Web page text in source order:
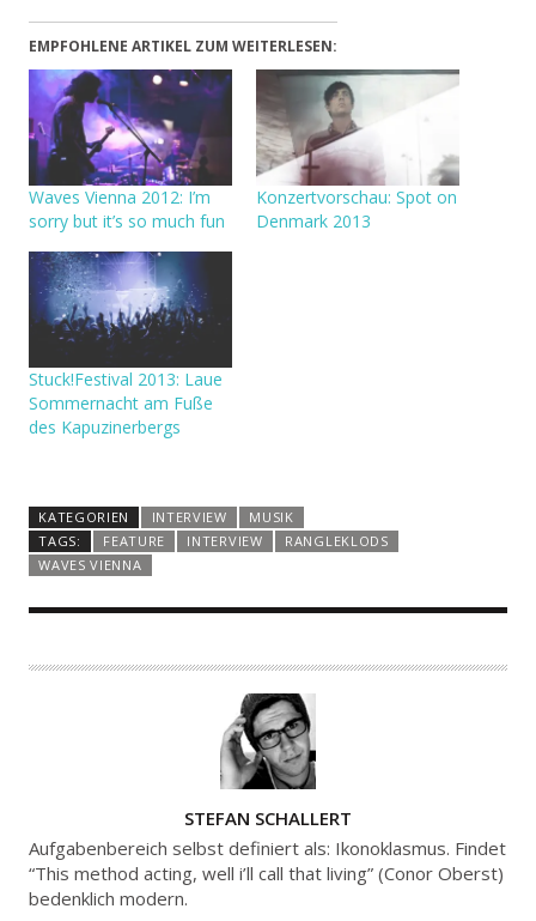
EMPFOHLENE ARTIKEL ZUM WEITERLESEN:
Waves Vienna 2012: I’m
sorry but it’s so much fun
Konzertvorschau: Spot on
Denmark 2013
Stuck!Festival 2013: Laue
Sommernacht am Fuße
des Kapuzinerbergs
KATEGORIEN INTERVIEW
MUSIK
TAGS:
FEATURE INTERVIEW
RANGLEKLODS
WAVES VIENNA
U
T
O
STEFAN SCHALLERT
Aufgabenbereich selbst definiert als: Ikonoklasmus. Findet
“This method acting, well i’ll call that living” (Conor Oberst)
bedenklich modern.